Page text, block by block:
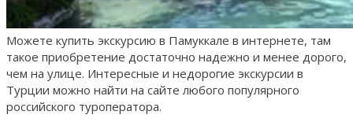
Можете купить экскурсию в Памуккале в интернете, там
такое приобретение достаточно надежно и менее дорого,
чем на улице. Интересные и недорогие экскурсии в
Турции можно найти на сайте любого популярного
российского туроператора.